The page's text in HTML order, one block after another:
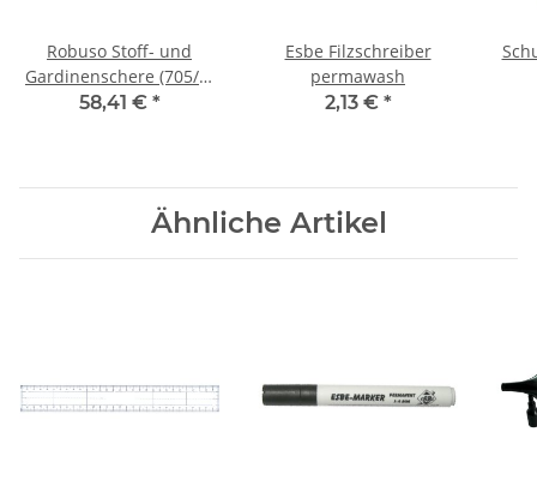
Robuso Stoff- und
Gardinenschere (705/E)
6''
58,41 € *
Esbe Filzschreiber
permawash
2,13 € *
Ähnliche Artikel